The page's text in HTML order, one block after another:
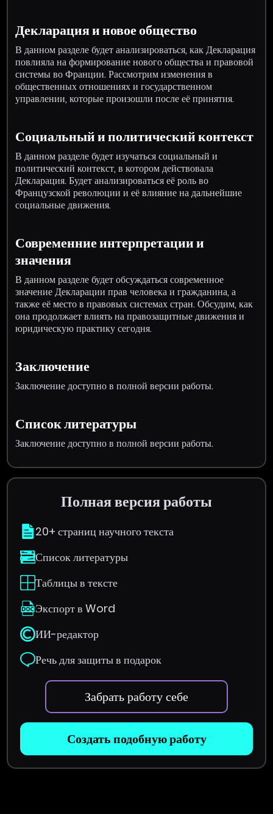
Декларация и новое общество
В данном разделе будет анализироваться, как Декларация
повлияла на формирование нового общества и правовой
системы во Франции. Рассмотрим изменения в
общественных отношениях и государственном
управлении, которые произошли после её принятия.
Социальный и политический контекст
В данном разделе будет изучаться социальный и
политический контекст, в котором действовала
Декларация. Будет анализироваться её роль во
Французской революции и её влияние на дальнейшие
социальные движения.
Современние интерпретации и
значения
В данном разделе будет обсуждаться современное
значение Декларации прав человека и гражданина, а
также её место в правовых системах стран. Обсудим, как
она продолжает влиять на правозащитные движения и
юридическую практику сегодня.
Заключение
Заключение доступно в полной версии работы.
Список литературы
Заключение доступно в полной версии работы.
Полная версия работы
20+ страниц научного текста
Список литературы
Таблицы в тексте
Экспорт в Word
ИИ-редактор
Речь для защиты в подарок
Забрать работу себе
Создать подобную работу